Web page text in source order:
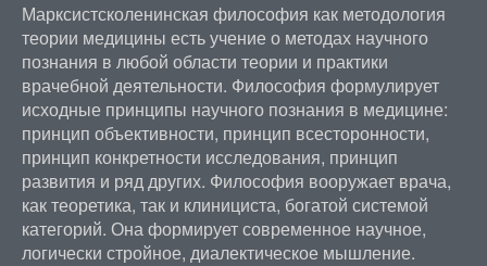
Марксистсколенинская философия как методология
теории медицины есть учение о методах научного
познания в любой области теории и практики
врачебной деятельности. Философия формулирует
исходные принципы научного познания в медицине:
принцип объективности, принцип всесторонности,
принцип конкретности исследования, принцип
развития и ряд других. Философия вооружает врача,
как теоретика, так и клинициста, богатой системой
категорий. Она формирует современное научное,
логически стройное, диалектическое мышление.